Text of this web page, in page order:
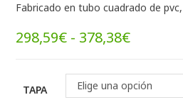
Fabricado en tubo cuadrado de
298,59€ - 378,38€
TAPA Elige una opción